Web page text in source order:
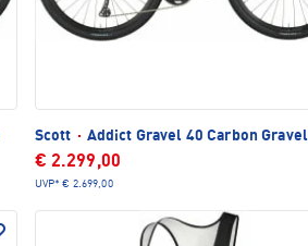
Scott · Addict Gravel 40 Carbon
€ 2.299,00
UVP* € 2.699,00